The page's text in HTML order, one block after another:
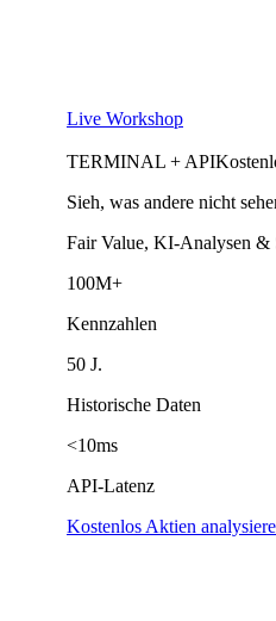
Live Workshop
TERMINAL + API
Sieh, was andere nicht
Fair Value, KI-Analysen &
100M+
Kennzahlen
50 J.
Historische Daten
<10ms
API-Latenz
Kostenlos Aktien